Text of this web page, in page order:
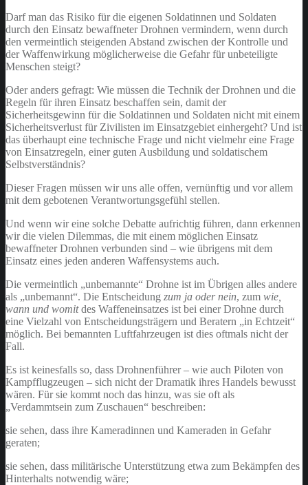
Darf man das Risiko für die eigenen Soldatinnen und Soldaten
durch den Einsatz bewaffneter Drohnen vermindern, wenn durch
den vermeintlich steigenden Abstand zwischen der Kontrolle und
der Waffenwirkung möglicherweise die Gefahr für unbeteiligte
Menschen steigt?
Oder anders gefragt: Wie müssen die Technik der Drohnen und die
Regeln für ihren Einsatz beschaffen sein, damit der
Sicherheitsgewinn für die Soldatinnen und Soldaten nicht mit einem
Sicherheitsverlust für Zivilisten im Einsatzgebiet einhergeht? Und ist
das überhaupt eine technische Frage und nicht vielmehr eine Frage
von Einsatzregeln, einer guten Ausbildung und soldatischem
Selbstverständnis?
Dieser Fragen müssen wir uns alle offen, vernünftig und vor allem
mit dem gebotenen Verantwortungsgefühl stellen.
Und wenn wir eine solche Debatte aufrichtig führen, dann erkennen
wir die vielen Dilemmas, die mit einem möglichen Einsatz
bewaffneter Drohnen verbunden sind – wie übrigens mit dem
Einsatz eines jeden anderen Waffensystems auch.
Die vermeintlich „unbemannte“ Drohne ist im Übrigen alles andere
als „unbemannt“. Die Entscheidung zum ja oder nein, zum wie,
wann und womitdes Waffeneinsatzes ist bei einer Drohne durch
eine Vielzahl von Entscheidungsträgern und Beratern „in Echtzeit“
möglich. Bei bemannten Luftfahrzeugen ist dies oftmals nicht der
Fall.
Es ist keinesfalls so, dass Drohnenführer – wie auch Piloten von
Kampfflugzeugen – sich nicht der Dramatik ihres Handels bewusst
wären. Für sie kommt noch das hinzu, was sie oft als
„Verdammtsein zum Zuschauen“ beschreiben:
sie sehen, dass ihre Kameradinnen und Kameraden in Gefahr
geraten;
sie sehen, dass militärische Unterstützung etwa zum Bekämpfen des
Hinterhalts notwendig wäre;